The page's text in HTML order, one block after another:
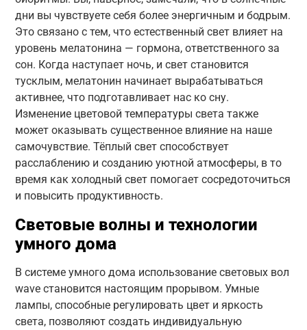
дни вы чувствуете себя более энергичным и бодрым.
Это связано с тем, что естественный свет влияет на
уровень мелатонина — гормона, ответственного за
сон. Когда наступает ночь, и свет становится
тусклым, мелатонин начинает вырабатываться
активнее, что подготавливает нас ко сну.
Изменение цветовой температуры света также
может оказывать существенное влияние на наше
самочувствие. Тёплый свет способствует
расслаблению и созданию уютной атмосферы, в то
время как холодный свет помогает сосредоточиться
и повысить продуктивность.
Световые волны и технологии
умного дома
В системе умного дома использование световых вол
wave становится настоящим прорывом. Умные
лампы, способные регулировать цвет и яркость
света, позволяют создать индивидуальную